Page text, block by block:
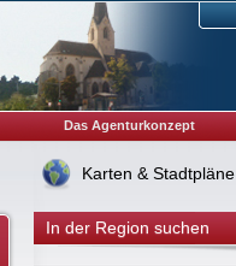
Das Agenturkonzept
Karten & Stadtpläne
In der Region suchen